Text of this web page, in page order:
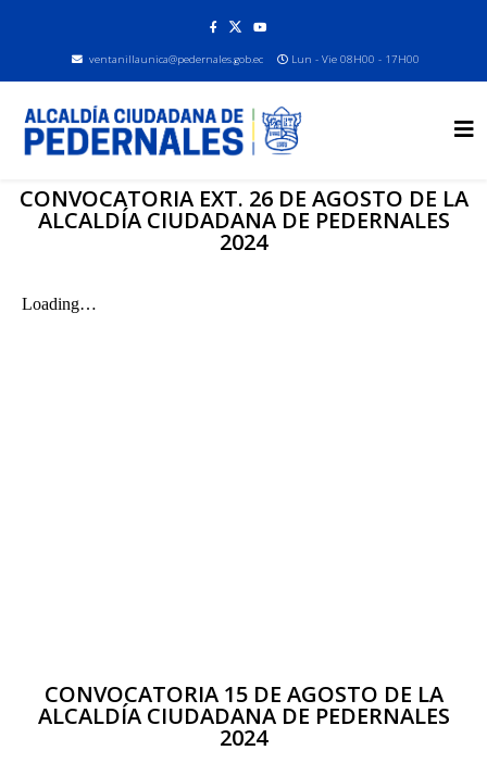
ventanillaunica@pedernales.gob.ec Lun - Vie 08H00 - 17H00
CONVOCATORIA EXT. 26 DE AGOSTO DE LA
ALCALDÍA CIUDADANA DE PEDERNALES
2024
CONVOCATORIA 15 DE AGOSTO DE LA
ALCALDÍA CIUDADANA DE PEDERNALES
2024